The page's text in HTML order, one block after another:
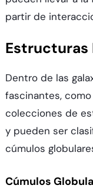
partir de
Estructuras
Dentro de las
fascinantes,
colecciones de
y pueden ser
cúmulos
Cúmulos